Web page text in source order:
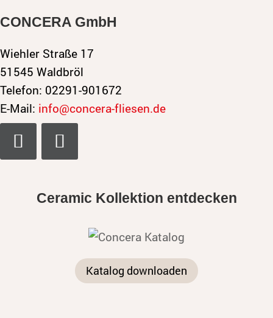
CONCERA GmbH
Wiehler Straße 17
51545 Waldbröl
Telefon: 02291-901672
E-Mail: info@concera-fliesen.de
Ceramic Kollektion entdecken
Katalog downloaden